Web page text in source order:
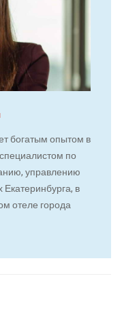
богатым опытом в
по
управлению
Екатеринбурга, в
отеле города